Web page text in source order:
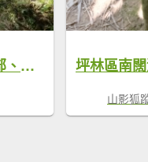
[新北雙溪][十二]枋山坑山鞍部、枋山坑山、枋山坑山南、枋山坑崙
山影狐